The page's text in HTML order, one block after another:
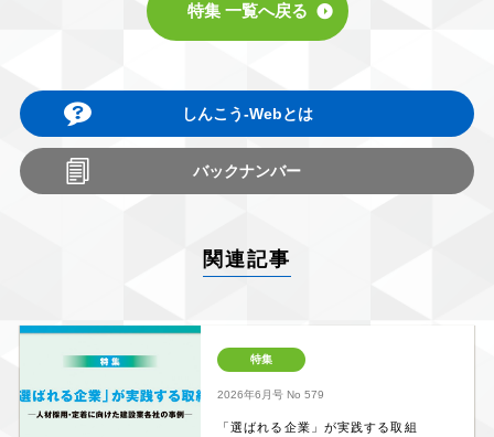
特集 一覧へ戻る
しんこう-Webとは
バックナンバー
関連記事
特集
2026年6月号No 579
「選ばれる企業」が実践する取組